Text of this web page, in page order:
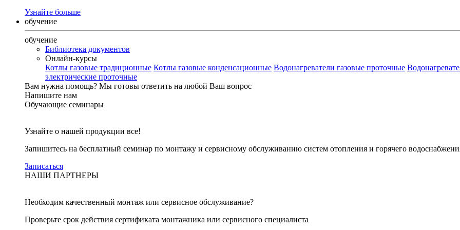
Узнайте больше
обучение
обучение
Библиотека документов
Онлайн-курсы
Котлы газовые традиционные Котлы газовые конденсационные Водонагреватели газовые проточные
электрические проточные
Вам нужна помощь? Мы готовы ответить на любой Ваш вопрос
Напишите нам
Обучающие семинары
Узнайте о нашей продукции все!
Запишитесь на бесплатный семинар по монтажу и сервисному обслуживанию систем отопления и горячего
Записаться
НАШИ ПАРТНЕРЫ
Необходим качественный монтаж или сервисное обслуживание?
Проверьте срок действия сертификата монтажника или сервисного специалиста